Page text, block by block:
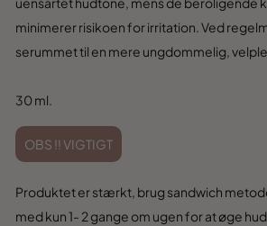
minimerer risikoen for irritation. Ved
serummet til en mere ungdommelig,
30 ml.
OBS !! VIGTIGT
Produktet er stærkt, brug sandwich
med kun 1- 2 gange om ugen for at øge